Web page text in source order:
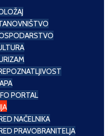
PORTAL
NAČELNIKA
PRAVOBRANITELJA